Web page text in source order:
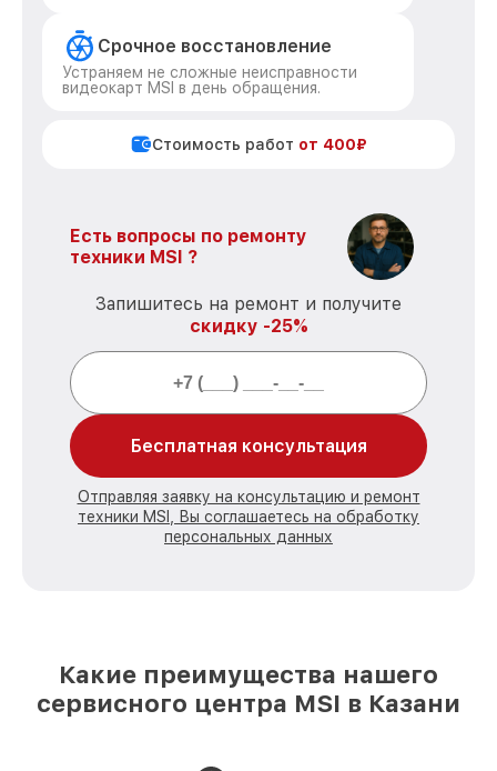
Срочное восстановление
Устраняем не сложные неисправности
видеокарт MSI в день обращения.
Стоимость работ от 400₽
Есть вопросы по ремонту
техники MSI ?
Запишитесь на ремонт и получите
скидку -25%
Бесплатная консультация
Отправляя заявку на консультацию и ремонт
техники MSI, Вы соглашаетесь на обработку
персональных данных
Какие преимущества нашего
сервисного центра MSI в Казани